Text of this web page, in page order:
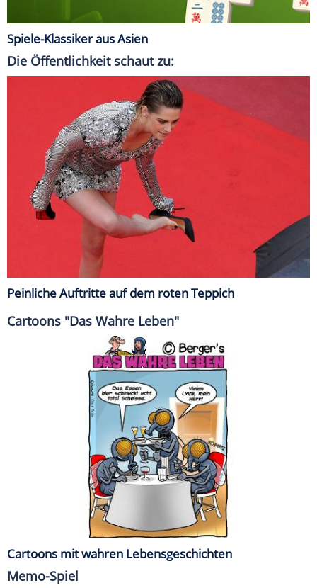
Spiele-Klassiker aus Asien
Die Öffentlichkeit schaut zu:
Peinliche Auftritte auf dem roten Teppich
Cartoons "Das Wahre Leben"
Cartoons mit wahren Lebensgeschichten
Memo-Spiel